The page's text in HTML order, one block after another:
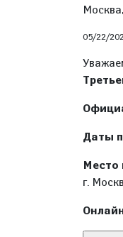
05/22/
Даты
Место
г.